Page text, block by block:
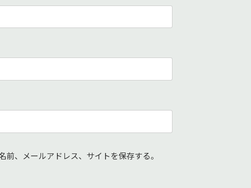
、メールアドレス、サイトを保存する。